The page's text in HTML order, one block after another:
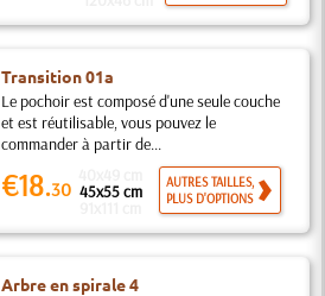
Transition 01a
Le pochoir est composé d'une seule couche
et est réutilisable, vous pouvez le
commander à partir de...
€18.30 45x55 cm
AUTRES TAILLES,
PLUS D'OPTIONS
Arbre en spirale 4